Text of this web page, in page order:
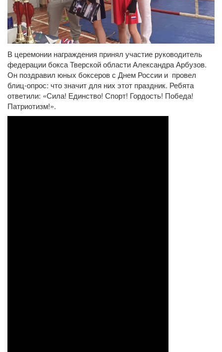
В церемонии награждения принял участие руководитель
федерации бокса Тверской области Александра Арбузов.
Он поздравил юных боксеров с Днем России и провел
блиц-опрос: что значит для них этот праздник. Ребята
ответили: «Сила! Единство! Спорт! Гордость! Победа!
Патриотизм!».